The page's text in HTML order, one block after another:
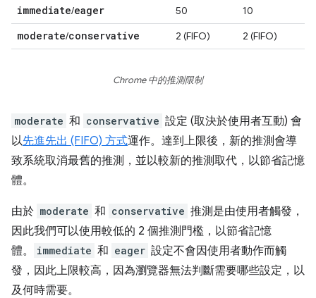
immediate/eager 50 10
moderate/conservative 2 (FIFO) 2 (FIFO)
Chrome 中的推測限制
moderate 和 conservative 設定 (取決於使用者互動) 會
以先進先出 (FIFO) 方式運作。達到上限後，新的推測會導
致系統取消最舊的推測，並以較新的推測取代，以節省記憶
體。
由於 moderate 和 conservative 推測是由使用者觸發，
因此我們可以使用較低的 2 個推測門檻，以節省記憶
體。
immediate 和 eager 設定不會因使用者動作而觸
發，因此上限較高，因為瀏覽器無法判斷需要哪些設定，以
及何時需要。